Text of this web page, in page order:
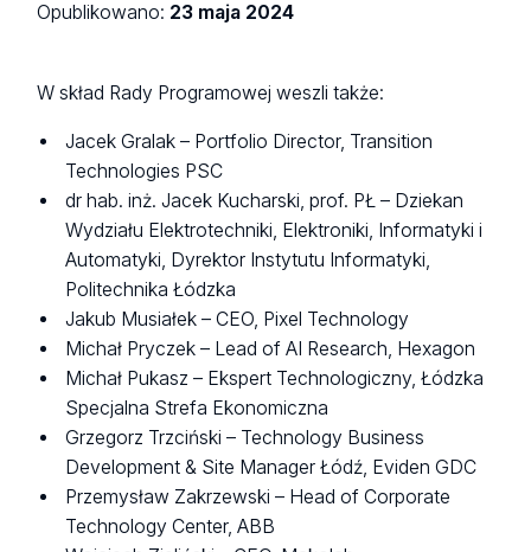
Opublikowano: 23 maja 2024
W skład Rady Programowej weszli także:
Jacek Gralak – Portfolio Director, Transition
Technologies PSC
dr hab. inż. Jacek Kucharski, prof. PŁ – Dziekan
Wydziału Elektrotechniki, Elektroniki, Informatyki i
Automatyki, Dyrektor Instytutu Informatyki,
Politechnika Łódzka
Jakub Musiałek – CEO, Pixel Technology
Michał Pryczek – Lead of AI Research, Hexagon
Michał Pukasz – Ekspert Technologiczny, Łódzka
Specjalna Strefa Ekonomiczna
Grzegorz Trzciński – Technology Business
Development & Site Manager Łódź, Eviden GDC
Przemysław Zakrzewski – Head of Corporate
Technology Center, ABB